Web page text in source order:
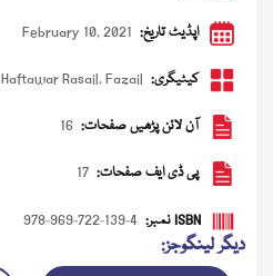
اپڈیٹ تاریخ: February 10, 2021
کیٹیگری: Fazail
,
Haftawar Rasail
آن لائن پڑھیں صفحات: 16
پی ڈی ایف صفحات: 17
ISBN نمبر: 978-969-722-139-4
دیگر لینگوجز: